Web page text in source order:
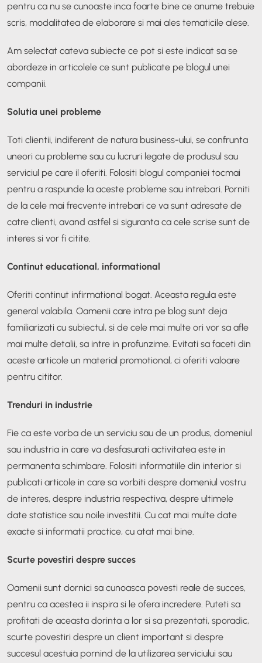
pentru ca nu se cunoaste inca foarte bine ce anume trebuie
scris, modalitatea de elaborare si mai ales tematicile alese.
Am selectat cateva subiecte ce pot si este indicat sa se
abordeze in articolele ce sunt publicate pe blogul unei
companii.
Solutia unei probleme
Toti clientii, indiferent de natura business-ului, se confrunta
uneori cu probleme sau cu lucruri legate de produsul sau
serviciul pe care il oferiti. Folositi blogul companiei tocmai
pentru a raspunde la aceste probleme sau intrebari. Porniti
de la cele mai frecvente intrebari ce va sunt adresate de
catre clienti, avand astfel si siguranta ca cele scrise sunt de
interes si vor fi citite.
Continut educational, informational
Oferiti continut infirmational bogat. Aceasta regula este
general valabila. Oamenii care intra pe blog sunt deja
familiarizati cu subiectul, si de cele mai multe ori vor sa afle
mai multe detalii, sa intre in profunzime. Evitati sa faceti din
aceste articole un material promotional, ci oferiti valoare
pentru cititor.
Trenduri in industrie
Fie ca este vorba de un serviciu sau de un produs, domeniul
sau industria in care va desfasurati activitatea este in
permanenta schimbare. Folositi informatiile din interior si
publicati articole in care sa vorbiti despre domeniul vostru
de interes, despre industria respectiva, despre ultimele
date statistice sau noile investitii. Cu cat mai multe date
exacte si informatii practice, cu atat mai bine.
Scurte povestiri despre succes
Oamenii sunt dornici sa cunoasca povesti reale de succes,
pentru ca acestea ii inspira si le ofera incredere. Puteti sa
profitati de aceasta dorinta a lor si sa prezentati, sporadic,
scurte povestiri despre un client important si despre
succesul acestuia pornind de la utilizarea serviciului sau